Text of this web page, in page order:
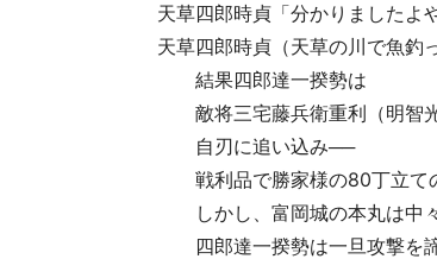
天草四郎時貞「分かりましたよ
天草四郎時貞（天草の川で魚釣
結果四郎達一揆勢は
敵将三宅藤兵衛重利（明智光
自刃に追い込み──
戦利品で勝家様の80丁立ての
しかし、富岡城の本丸は中
四郎達一揆勢は一旦攻撃を